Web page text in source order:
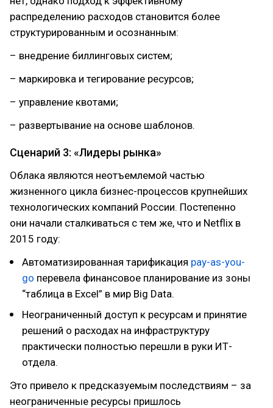
распределению расходов становится более
структурированным и осознанным:
– внедрение биллинговых систем;
– маркировка и тегирование ресурсов;
– управление квотами;
– развертывание на основе шаблонов.
Сценарий 3: «Лидеры рынка»
Облака являются неотъемлемой частью
жизненного цикла бизнес-процессов крупнейших
технологических компаний России. Постепенно
они начали сталкиваться с тем же, что и Netflix в
2015 году:
Автоматизированная тарификация pay-as-you-
go перевела финансовое планирование из зоны
“таблица в Excel” в мир Big Data.
Неограниченный доступ к ресурсам и принятие
решений о расходах на инфраструктуру
практически полностью перешли в руки ИТ-
отдела.
Это привело к предсказуемым последствиям – за
неограниченные ресурсы пришлось